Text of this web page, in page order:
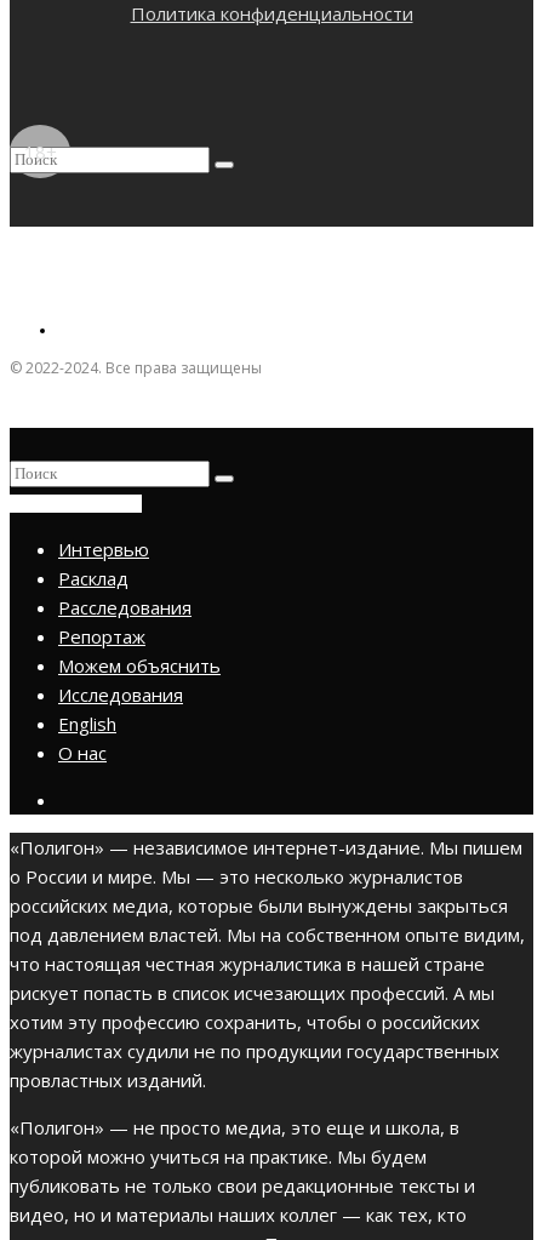
Политика конфиденциальности
18+
© 2022-2024. Все права защищены
Интервью
Расклад
Расследования
Репортаж
Можем объяснить
Исследования
English
О нас
«Полигон» — независимое интернет-издание. Мы пишем
о России и мире. Мы — это несколько журналистов
российских медиа, которые были вынуждены закрыться
под давлением властей. Мы на собственном опыте видим,
что настоящая честная журналистика в нашей стране
рискует попасть в список исчезающих профессий. А мы
хотим эту профессию сохранить, чтобы о российских
журналистах судили не по продукции государственных
провластных изданий.
«Полигон» — не просто медиа, это еще и школа, в
которой можно учиться на практике. Мы будем
публиковать не только свои редакционные тексты и
видео, но и материалы наших коллег — как тех, кто